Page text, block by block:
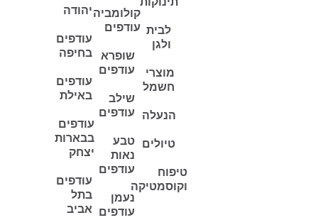
לבית
ולגן
מוצרי
חשמל
הנעלה
טיולים
טיפוח
וקוסמטיקה
קולומביה
עודפים
שופרא
עודפים
שילב
עודפים
טבע
נאות
עודפים
נעמן
עודפים
יהודה
עודפים
בחיפה
עודפים
באילת
עודפים
בבארות
יצחק
עודפים
בתל
אביב